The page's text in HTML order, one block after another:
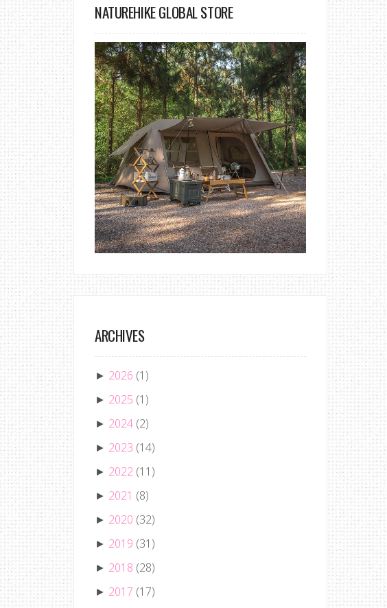
NATUREHIKE GLOBAL STORE
ARCHIVES
► 2026 (1)
► 2025 (1)
► 2024 (2)
► 2023 (14)
► 2022 (11)
► 2021 (8)
► 2020 (32)
► 2019 (31)
► 2018 (28)
► 2017 (17)